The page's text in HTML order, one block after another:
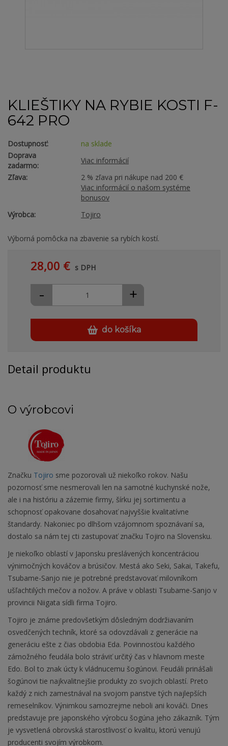
KLIEŠTIKY NA RYBIE KOSTI F-
642 PRO
Dostupnosť:
na sklade
Doprava
zadarmo:
Viac informácií
Zľava:
2 % zľava pri nákupe nad 200 €
Viac informácií o našom systéme
bonusov
Výrobca:
Tojiro
Výborná pomôcka na zbavenie sa rybích kostí.
28,00 € s DPH
+
-
do košíka
Detail produktu
O výrobcovi
Značku Tojiro sme pozorovali už niekoľko rokov. Našu
pozornosť sme nesmerovali len na samotné kuchynské nože,
ale i na históriu a zázemie firmy, šírku jej sortimentu a
schopnosť opakovane dosahovať najvyššie kvalitatívne
štandardy. Nakoniec po dlhšom vzájomnom spoznávaní sa,
dostalo sa nám tej cti zastupovať značku Tojiro na Slovensku.
Je niekoľko oblastí v Japonsku preslávených koncentráciou
výnimočných kováčov a brúsičov. Mestá ako Seki, Sakai, Takefu,
Tsubame-Sanjo nie je potrebné predstavovať milovníkom
ušľachtilých mečov a nožov. A práve v oblasti Tsubame-Sanjo v
provincii Niigata sídli firma Tojiro.
Tojiro je známe predovšetkým dôsledným dodržiavaním
osvedčených techník, ktoré sa odovzdávali z generácie na
generáciu ešte z čias obdobia Eda. Povinnosťou každého
zámožného feudála bolo stráviť určitý čas v hlavnom meste
Edo. Bol to znak úcty k vládnucemu šogúnovi. Feudáli prinášali
šogúnovi tie najkvalitnejšie produkty zo svojich oblastí. Preto
každý z nich zamestnával na svojom panstve tých najlepších
remeselníkov. Výnimkou samozrejme neboli ani kováči. Dnes
predstavuje pre japonského výrobcu šogúna jeho zákazník. Tým
je vysvetlená obrovská starostlivosť o kvalitu, ktorú venujú
producenti svojím výrobkom.